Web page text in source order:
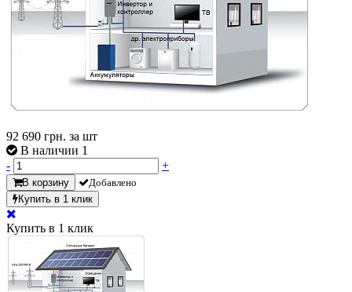
92 690 грн. за шт
В наличии 1
-
+
В корзину
Добавлено
Купить в 1 клик
Купить в 1 клик